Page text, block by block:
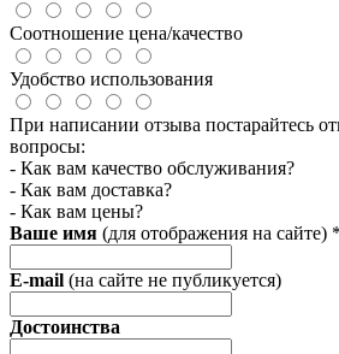
Соотношение цена/качество
Удобство использования
При написании отзыва постарайтесь
вопросы:
- Как вам качество обслуживания?
- Как вам доставка?
- Как вам цены?
Ваше имя (для отображения на сайте) *
E-mail (на сайте не публикуется)
Достоинства